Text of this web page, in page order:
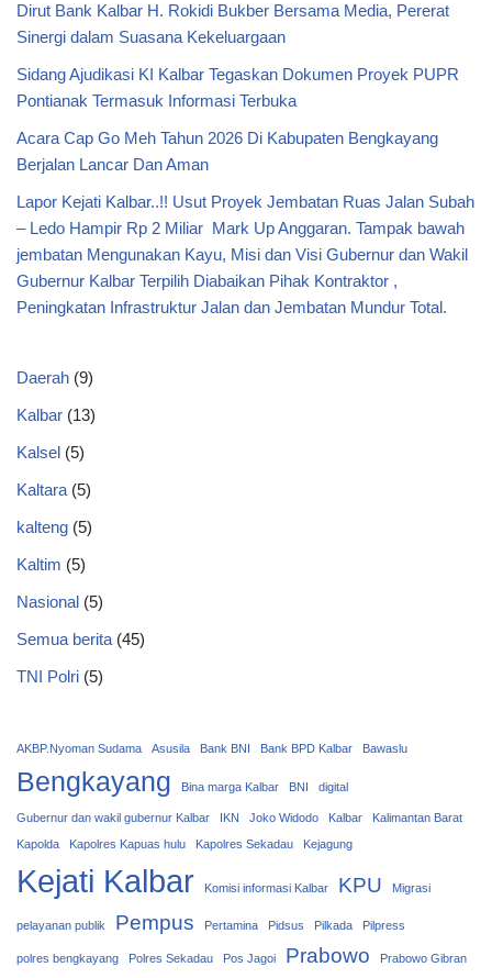
Dirut Bank Kalbar H. Rokidi Bukber Bersama Media, Pererat
Sinergi dalam Suasana Kekeluargaan
Sidang Ajudikasi KI Kalbar Tegaskan Dokumen Proyek PUPR
Pontianak Termasuk Informasi Terbuka
Acara Cap Go Meh Tahun 2026 Di Kabupaten Bengkayang
Berjalan Lancar Dan Aman
Lapor Kejati Kalbar..!! Usut Proyek Jembatan Ruas Jalan Subah
– Ledo Hampir Rp 2 Miliar Mark Up Anggaran. Tampak bawah
jembatan Mengunakan Kayu, Misi dan Visi Gubernur dan Wakil
Gubernur Kalbar Terpilih Diabaikan Pihak Kontraktor ,
Peningkatan Infrastruktur Jalan dan Jembatan Mundur Total.
Daerah (9)
Kalbar (13)
Kalsel (5)
Kaltara (5)
kalteng (5)
Kaltim (5)
Nasional (5)
Semua berita (45)
TNI Polri (5)
AKBP.Nyoman Sudama Asusila Bank BNI Bank BPD Kalbar Bawaslu
Bengkayang Bina marga Kalbar BNI digital
Gubernur dan wakil gubernur Kalbar IKN Joko Widodo Kalbar
Kalimantan Barat
Kapolda
Kapolres Kapuas hulu Kapolres Sekadau Kejagung
Kejati Kalbar Komisi informasi Kalbar KPU Migrasi
pelayanan publik Pempus Pertamina Pidsus Pilkada Pilpress
polres bengkayang Polres Sekadau Pos Jagoi Prabowo Prabowo Gibran